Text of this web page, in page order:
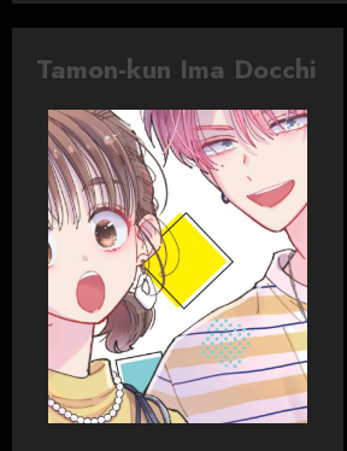
Tamon-kun Ima Docchi